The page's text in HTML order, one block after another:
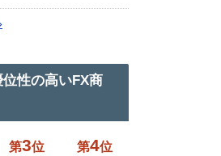
位性の高いFX商
第3位 第4位